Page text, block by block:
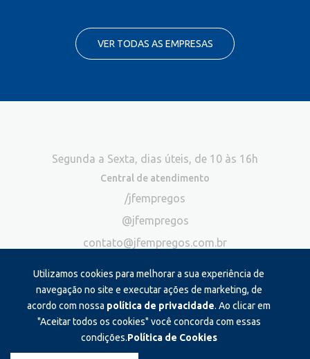
VER TODAS AS EMPRESAS
Utilizamos cookies para melhorar a sua experiência de
navegação no site e executar ações de marketing, de
acordo com nossa política de privacidade. Ao clicar em
"Aceitar todos os cookies" você concorda com essas
condições.Política de Cookies
Segunda a Sexta, dias úteis, de 10 às 16h
Central de atendimento
/jfempregos
@jfempregos
contato@jfempregos.com.br
Publicidade
*Exclusivo para atendimento via chat. Não atendemos ligações neste
canal
Produzido e administrado por: